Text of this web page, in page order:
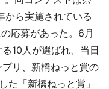
から実施されている
応募があった。6月
10人が選ばれ、当日
リ、新橋ねっと賞の
た「新橋ねっと賞」